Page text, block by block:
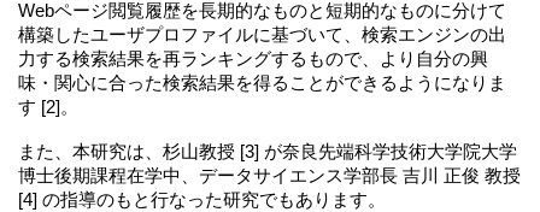
Webページ閲覧履歴を長期的なものと短期的なものに分けて
構築したユーザプロファイルに基づいて、検索エンジンの出
力する検索結果を再ランキングするもので、より自分の興
味・関心に合った検索結果を得ることができるようになりま
す [2]。
また、本研究は、杉山教授 [3] が奈良先端科学技術大学院大学
博士後期課程在学中、データサイエンス学部長 吉川 正俊 教授
[4] の指導のもと行なった研究でもあります。